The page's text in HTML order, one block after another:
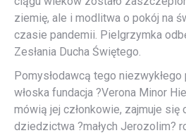
ziemię, ale i modlitwa o pokój na
czasie pandemii. Pielgrzymka
Zesłania Ducha Świętego.
Pomysłodawcą tego
włoska fundacja ?Verona Minor
mówią jej członkowie, zajmuje się
dziedzictwa ?małych Jerozolim?